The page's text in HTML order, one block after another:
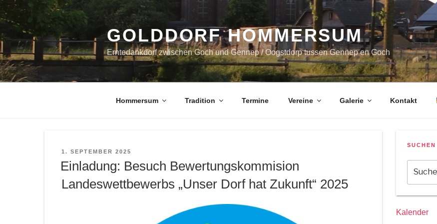
Zum
Inhalt
springen
GOLDDORF HOMMERSUM
Erntedankdorf zwischen Goch und Gennep / Oogstdorp tussen Gennep en Goch
Hommersum Tradition Termine Vereine Galerie Kontakt
VERÖFFENTLICHT
1. SEPTEMBER 2025
Einladung: Besuch Bewertungskommision
Landeswettbewerbs „Unser Dorf hat Zukunft“ 2025
SUCHEN
nach:
Kalender